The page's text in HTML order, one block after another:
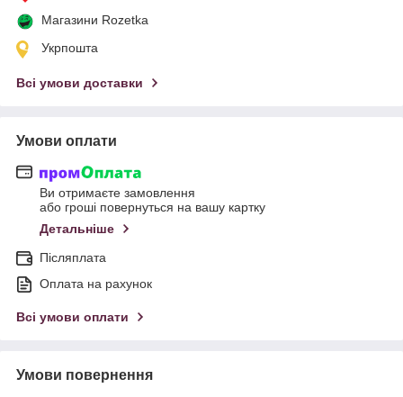
Магазини Rozetka
Укрпошта
Всі умови доставки
Умови оплати
Ви отримаєте замовлення
або гроші повернуться на вашу картку
Детальніше
Післяплата
Оплата на рахунок
Всі умови оплати
Умови повернення